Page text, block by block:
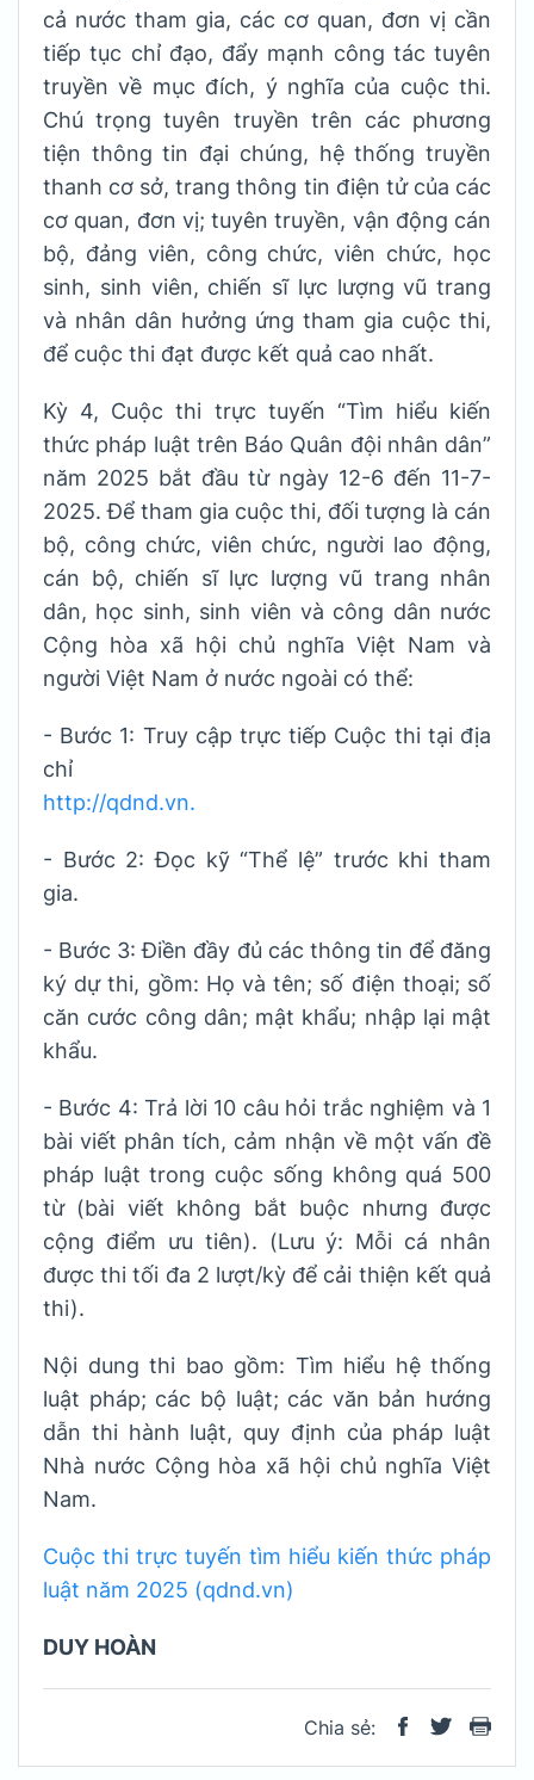
cả nước tham gia, các cơ quan, đơn vị cần
tiếp tục chỉ đạo, đẩy mạnh công tác tuyên
truyền về mục đích, ý nghĩa của cuộc thi.
Chú trọng tuyên truyền trên các phương
tiện thông tin đại chúng, hệ thống truyền
thanh cơ sở, trang thông tin điện tử của các
cơ quan, đơn vị; tuyên truyền, vận động cán
bộ, đảng viên, công chức, viên chức, học
sinh, sinh viên, chiến sĩ lực lượng vũ trang
và nhân dân hưởng ứng tham gia cuộc thi,
để cuộc thi đạt được kết quả cao nhất.
Kỳ 4, Cuộc thi trực tuyến “Tìm hiểu kiến
thức pháp luật trên Báo Quân đội nhân dân”
năm 2025 bắt đầu từ ngày 12-6 đến 11-7-
2025. Để tham gia cuộc thi, đối tượng là cán
bộ, công chức, viên chức, người lao động,
cán bộ, chiến sĩ lực lượng vũ trang nhân
dân, học sinh, sinh viên và công dân nước
Cộng hòa xã hội chủ nghĩa Việt Nam và
người Việt Nam ở nước ngoài có thể:
- Bước 1: Truy cập trực tiếp Cuộc thi tại địa
chỉ
http://qdnd.vn.
- Bước 2: Đọc kỹ “Thể lệ” trước khi tham
gia.
- Bước 3: Điền đầy đủ các thông tin để đăng
ký dự thi, gồm: Họ và tên; số điện thoại; số
căn cước công dân; mật khẩu; nhập lại mật
khẩu.
- Bước 4: Trả lời 10 câu hỏi trắc nghiệm và 1
bài viết phân tích, cảm nhận về một vấn đề
pháp luật trong cuộc sống không quá 500
từ (bài viết không bắt buộc nhưng được
cộng điểm ưu tiên). (Lưu ý: Mỗi cá nhân
được thi tối đa 2 lượt/kỳ để cải thiện kết quả
thi).
Nội dung thi bao gồm: Tìm hiểu hệ thống
luật pháp; các bộ luật; các văn bản hướng
dẫn thi hành luật, quy định của pháp luật
Nhà nước Cộng hòa xã hội chủ nghĩa Việt
Nam.
Cuộc thi trực tuyến tìm hiểu kiến thức pháp
luật năm 2025 (qdnd.vn)
DUY HOÀN
Chia sẻ: